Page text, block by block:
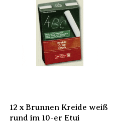
12 x Brunnen Kreide weiß
rund im 10-er Etui